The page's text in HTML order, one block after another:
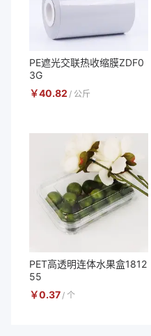
PE遮光交联热收缩膜ZDF0
3G
￥40.82 / 公斤
PET高透明连体水果盒1812
55
￥0.37 / 个